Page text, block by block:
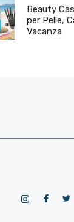
Beauty
per Pelle,
Vacanza